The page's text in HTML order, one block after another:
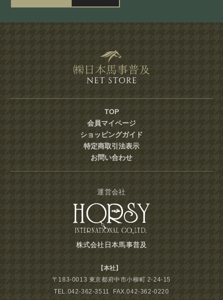
TOP
会員マイページ
ショッピングガイド
特定商取引法表示
お問い合わせ
運営会社
株式会社日本馬事普及
【本社】
〒183-0013 東京都府中市小柳町 2-24-15
TEL.042-362-3511 FAX.042-362-0220